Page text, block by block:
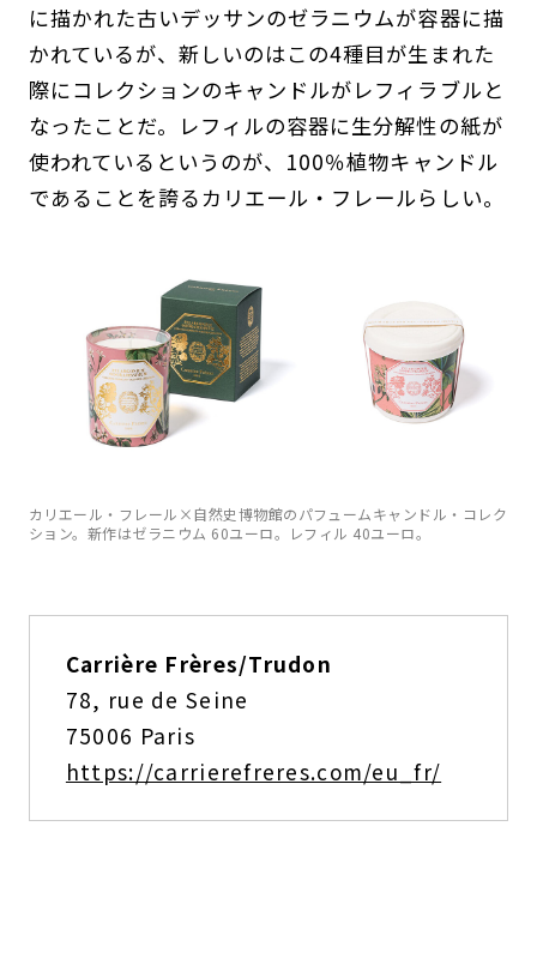
に描かれた古いデッサンのゼラニウムが容器に描
かれているが、新しいのはこの4種目が生まれた
際にコレクションのキャンドルがレフィラブルと
なったことだ。レフィルの容器に生分解性の紙が
使われているというのが、100％植物キャンドル
であることを誇るカリエール・フレールらしい。
カリエール・フレール×自然史博物館のパフュームキャンドル・コレク
ション。新作はゼラニウム 60ユーロ。レフィル 40ユーロ。
Carrière Frères/Trudon
78, rue de Seine
75006 Paris
https://carrierefreres.com/eu_fr/